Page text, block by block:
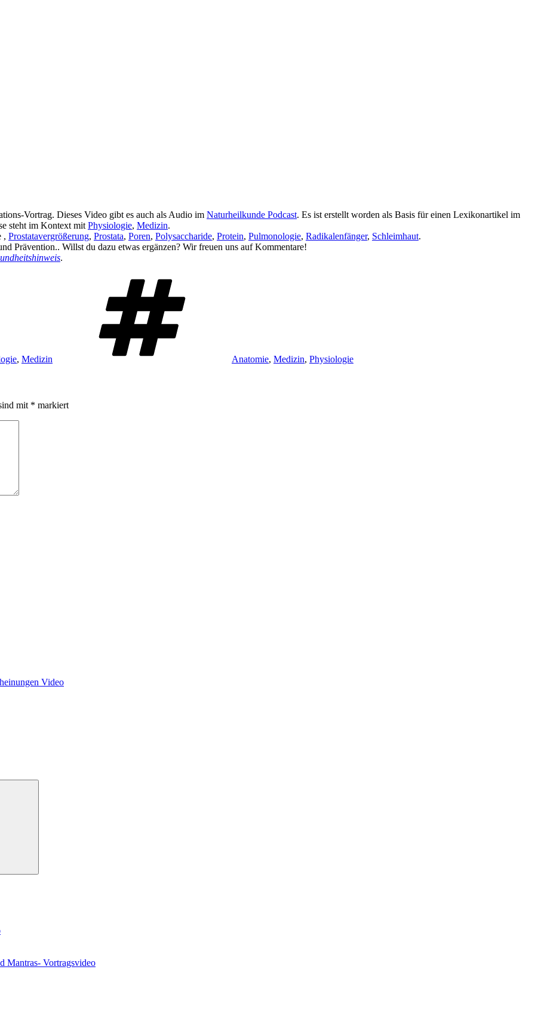
Vortrag. Dieses Video gibt es auch als Audio im Naturheilkunde Podcast. Es ist erstellt worden als Basis für einen Lexikonartikel im
steht im Kontext mit Physiologie, Medizin.
, Prostatavergrößerung, Prostata, Poren, Polysaccharide, Protein, Pulmonologie, Radikalenfänger, Schleimhaut.
Prävention.. Willst du dazu etwas ergänzen? Wir freuen uns auf Kommentare!
.
, Medizin Anatomie, Medizin, Physiologie
mit * markiert
Video
Mantras- Vortragsvideo